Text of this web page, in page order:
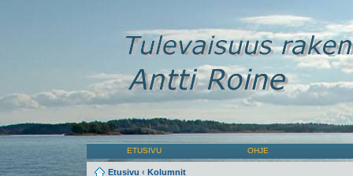
ETUSIVU OHJE
Etusivu ‹ Kolumnit